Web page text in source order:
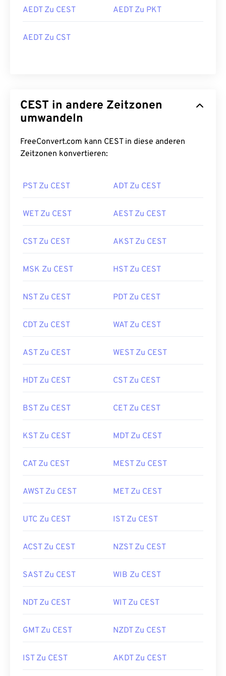
AEDT Zu CEST AEDT Zu PKT
AEDT Zu CST
CEST in andere Zeitzonen
umwandeln
FreeConvert.com kann CEST in diese anderen
Zeitzonen konvertieren:
PST Zu CEST ADT Zu CEST
WET Zu CEST AEST Zu CEST
CST Zu CEST AKST Zu CEST
MSK Zu CEST HST Zu CEST
NST Zu CEST PDT Zu CEST
CDT Zu CEST WAT Zu CEST
AST Zu CEST WEST Zu CEST
HDT Zu CEST CST Zu CEST
BST Zu CEST CET Zu CEST
KST Zu CEST MDT Zu CEST
CAT Zu CEST MEST Zu CEST
AWST Zu CEST MET Zu CEST
UTC Zu CEST IST Zu CEST
ACST Zu CEST NZST Zu CEST
SAST Zu CEST WIB Zu CEST
NDT Zu CEST WIT Zu CEST
GMT Zu CEST NZDT Zu CEST
IST Zu CEST AKDT Zu CEST